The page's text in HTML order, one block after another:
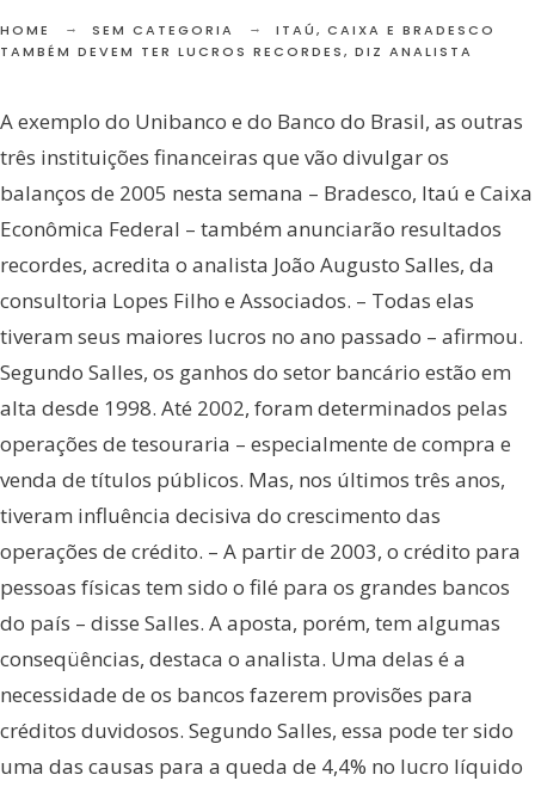
HOME SEM CATEGORIA
ITAÚ, CAIXA E BRADESCO
TAMBÉM DEVEM TER LUCROS RECORDES, DIZ ANALISTA
A exemplo do Unibanco e do Banco do Brasil, as outras
três instituições financeiras que vão divulgar os
balanços de 2005 nesta semana – Bradesco, Itaú e Caixa
Econômica Federal – também anunciarão resultados
recordes, acredita o analista João Augusto Salles, da
consultoria Lopes Filho e Associados. – Todas elas
tiveram seus maiores lucros no ano passado – afirmou.
Segundo Salles, os ganhos do setor bancário estão em
alta desde 1998. Até 2002, foram determinados pelas
operações de tesouraria – especialmente de compra e
venda de títulos públicos. Mas, nos últimos três anos,
tiveram influência decisiva do crescimento das
operações de crédito. – A partir de 2003, o crédito para
pessoas físicas tem sido o filé para os grandes bancos
do país – disse Salles. A aposta, porém, tem algumas
conseqüências, destaca o analista. Uma delas é a
necessidade de os bancos fazerem provisões para
créditos duvidosos. Segundo Salles, essa pode ter sido
uma das causas para a queda de 4,4% no lucro líquido